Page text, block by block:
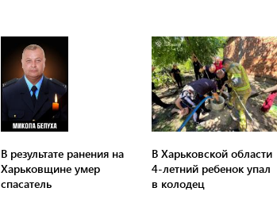
В результате ранения на
Харьковщине умер
спасатель
В Харьковской области
4-летний ребенок упал
в колодец